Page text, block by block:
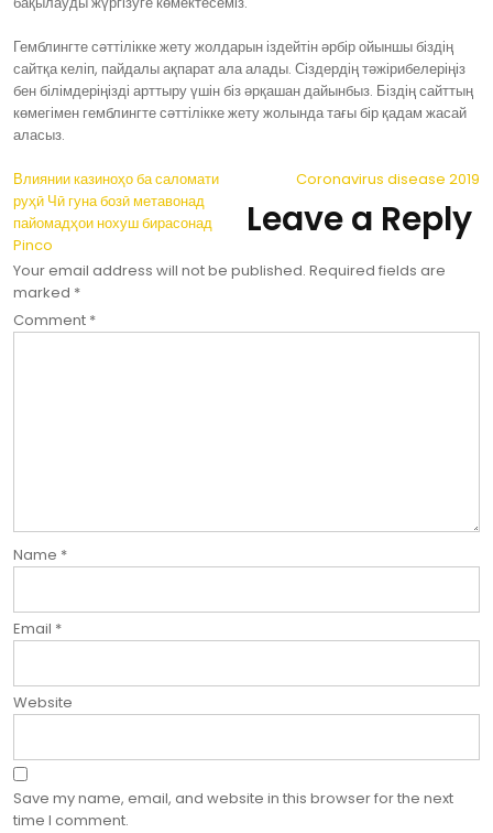
Гемблингте сәттілікке жету жолдарын іздейтін әрбір ойыншы біздің
сайтқа келіп, пайдалы ақпарат ала алады. Сіздердің тәжірибелеріңіз
бен білімдеріңізді арттыру үшін біз әрқашан дайынбыз. Біздің сайттың
көмегімен гемблингте сәттілікке жету жолында тағы бір қадам жасай
аласыз.
Post
navigation
Влиянии казиноҳо ба саломати
руҳӣ Чӣ гуна бозӣ метавонад
пайомадҳои нохуш бирасонад
Pinco
Coronavirus disease 2019
Leave a Reply
Your email address will not be published. Required fields are
marked *
Comment *
Name *
Email *
Website
Save my name, email, and website in this browser for the next
time I comment.